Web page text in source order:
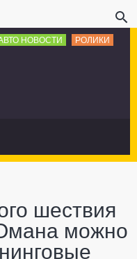
НОВОСТИ РОЛИКИ
шествия
можно